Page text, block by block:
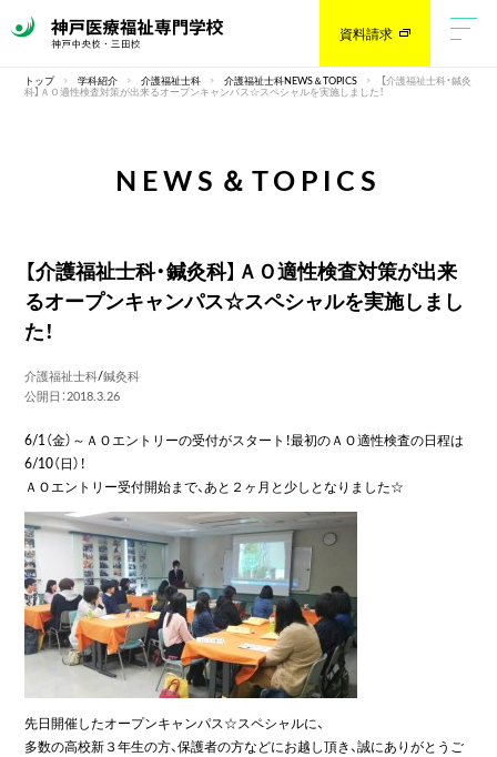
資料請求
トップ 学科紹介 介護福祉士科 介護福祉士科NEWS＆TOPICS 【介護福祉士科・鍼灸
科】ＡＯ適性検査対策が出来るオープンキャンパス☆スペシャルを実施しました！
NEWS＆TOPICS
【介護福祉士科・鍼灸科】ＡＯ適性検査対策が出来
るオープンキャンパス☆スペシャルを実施しまし
た！
介護福祉士科/鍼灸科
公開日：2018.3.26
6/1（金）～ＡＯエントリーの受付がスタート！最初のＡＯ適性検査の日程は
6/10（日）！
ＡＯエントリー受付開始まで、あと２ヶ月と少しとなりました☆
先日開催したオープンキャンパス☆スペシャルに、
多数の高校新３年生の方、保護者の方などにお越し頂き、誠にありがとうご